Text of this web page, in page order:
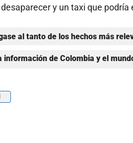
y un taxi que podría
al tanto de los hechos más
de Colombia y el